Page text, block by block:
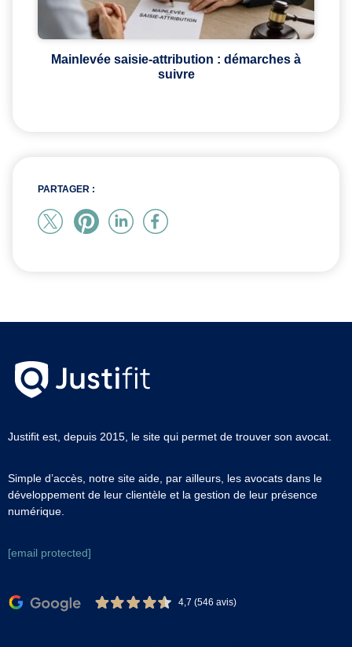
Mainlevée saisie-attribution : démarches à
suivre
PARTAGER :
Justifit est, depuis 2015, le site qui permet de trouver son avocat.
Simple d’accès, notre site aide, par ailleurs, les avocats dans le
développement de leur clientèle et la gestion de leur présence
numérique.
[email protected]
4,7 (546 avis)